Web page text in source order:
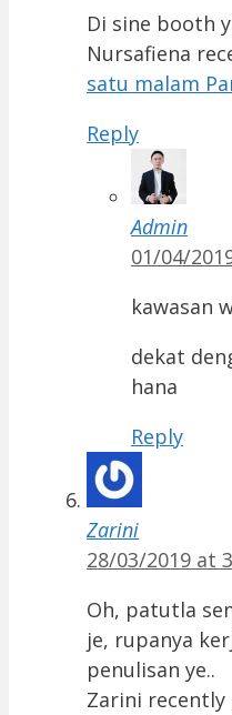
Di sine booth
Nursafiena
satu malam
Reply
Admin
01/04/
kawasan
dekat
hana
Reply
Zarini
28/03/2019 at
Oh, patutla
je, rupanya
penulisan ye..
Zarini